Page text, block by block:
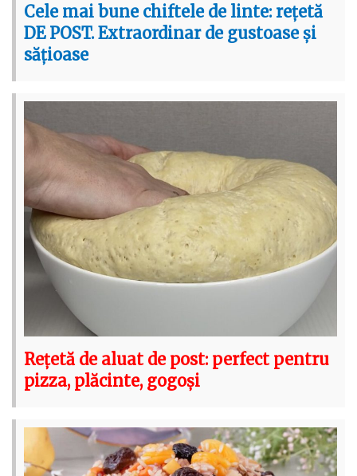
Cele mai bune chiftele de linte: rețetă
DE POST. Extraordinar de gustoase și
sățioase
Rețetă de aluat de post: perfect pentru
pizza, plăcinte, gogoși